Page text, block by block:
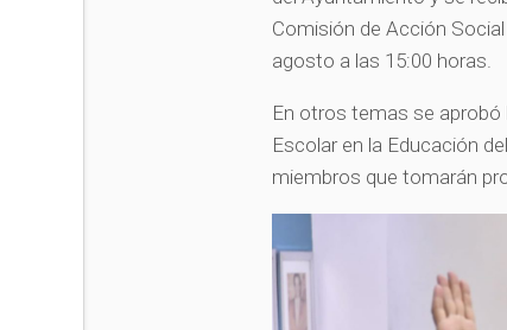
Comisión de Acción
agosto a las 15:00 horas.
En otros temas se
Escolar en la Educación
miembros que tomarán